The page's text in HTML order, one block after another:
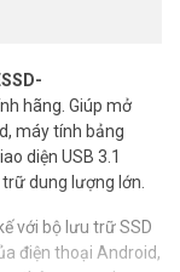
hãng. Giúp mở
máy tính bảng
diện USB 3.1
dung lượng lớn.
với bộ lưu trữ SSD
điện thoại Android,